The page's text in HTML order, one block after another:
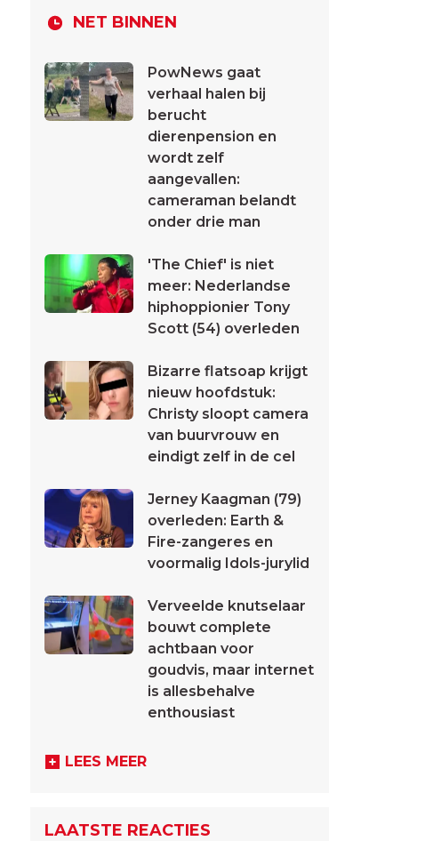
NET BINNEN
PowNews gaat
verhaal halen bij
berucht
dierenpension en
wordt zelf
aangevallen:
cameraman belandt
onder drie man
'The Chief' is niet
meer: Nederlandse
hiphoppionier Tony
Scott (54) overleden
Bizarre flatsoap krijgt
nieuw hoofdstuk:
Christy sloopt camera
van buurvrouw en
eindigt zelf in de cel
Jerney Kaagman (79)
overleden: Earth &
Fire-zangeres en
voormalig Idols-jurylid
Verveelde knutselaar
bouwt complete
achtbaan voor
goudvis, maar internet
is allesbehalve
enthousiast
LEES MEER
LAATSTE REACTIES